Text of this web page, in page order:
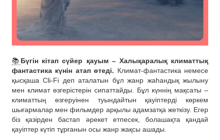
📚 Бүгін кітап сүйер қауым – Халықаралық климаттық
фантастика күнін атап өтеді. Климат-фантастика немесе
қысқаша Cli-Fi деп аталатын бұл жанр жаһандық жылыну
мен климат өзгерістерін сипаттайды. Бұл күннің мақсаты –
климаттың өзгеруінен туындайтын қауіптерді көркем
шығармалар мен фильмдер арқылы адамзатқа жеткізу. Егер
біз қазірден бастап әрекет етпесек, болашақта қандай
қауіптер күтіп тұрғанын осы жанр жақсы ашады.